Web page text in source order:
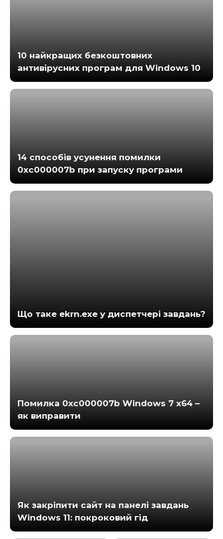
10 найкращих безкоштовних
антивірусних програм для Windows 10
14 способів усунення помилки
0xc000007b при запуску програми
Що таке ekrn.exe у диспетчері завдань?
Помилка 0xc000007b Windows 7 x64 –
як виправити
Як закріпити сайт на панелі завдань
Windows 11: покроковий гід